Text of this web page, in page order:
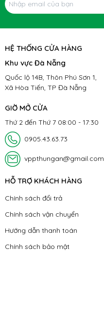
HỆ THỐNG CỬA HÀNG
Khu vực Đà Nẵng
Quốc lộ 14B, Thôn Phú Sơn 1,
Xã Hòa Tiến, TP Đà Nẵng
GIỜ MỞ CỬA
Thứ 2 đến Thứ 7 08:00 - 17:30
0905.43.63.73
vppthungan@gmail.com
HỖ TRỢ KHÁCH HÀNG
Chính sách đổi trả
Chính sách vận chuyển
Hướng dẫn thanh toán
Chính sách bảo mật